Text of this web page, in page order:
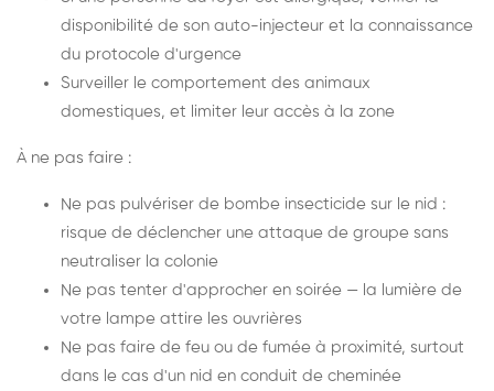
disponibilité de son auto-injecteur et la connaissance
du protocole d'urgence
Surveiller le comportement des animaux
domestiques, et limiter leur accès à la zone
À ne pas faire :
Ne pas pulvériser de bombe insecticide sur le nid :
risque de déclencher une attaque de groupe sans
neutraliser la colonie
Ne pas tenter d'approcher en soirée — la lumière de
votre lampe attire les ouvrières
Ne pas faire de feu ou de fumée à proximité, surtout
dans le cas d'un nid en conduit de cheminée